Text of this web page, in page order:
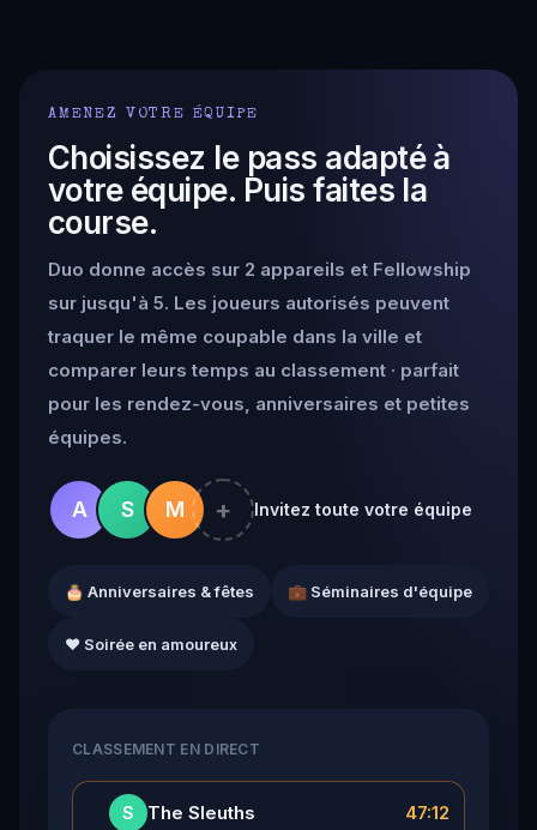
AMENEZ VOTRE ÉQUIPE
Choisissez le pass adapté à
votre équipe. Puis faites la
course.
Duo donne accès sur 2 appareils et Fellowship
sur jusqu'à 5. Les joueurs autorisés peuvent
traquer le même coupable dans la ville et
comparer leurs temps au classement · parfait
pour les rendez-vous, anniversaires et petites
équipes.
A S M + Invitez toute votre équipe
🎂 Anniversaires & fêtes 💼 Séminaires d'équipe
❤️ Soirée en amoureux
CLASSEMENT EN DIRECT
S The Sleuths 47:12